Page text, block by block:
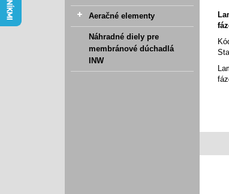
Aeračné elementy
Náhradné diely pre
membránové dúchadlá
INW